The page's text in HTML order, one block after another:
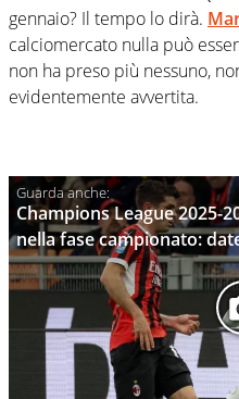
gennaio? Il tempo lo dirà.
calciomercato nulla può
non ha preso più nessuno,
evidentemente avvertita.
Champions League 2025-
nella fase campionato: